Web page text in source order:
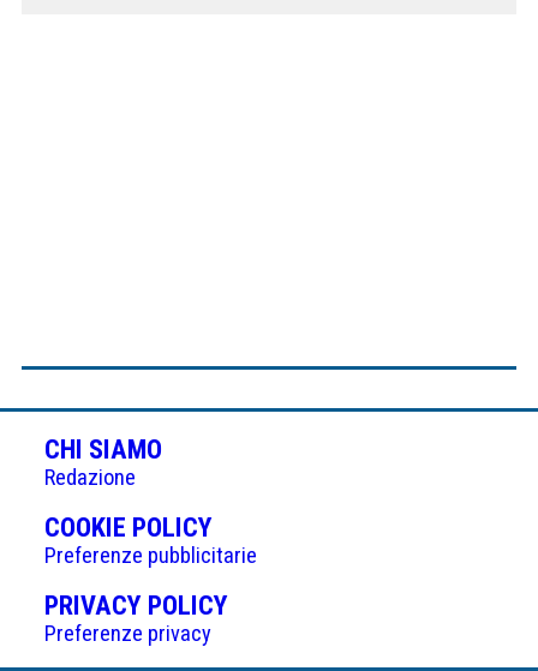
CHI SIAMO
Redazione
COOKIE POLICY(APRE
IN
UNA
NUOVA
Preferenze pubblicitarie
PRIVACY POLICY(APRE
Preferenze privacy